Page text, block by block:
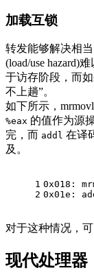
加载互锁
转发能够解决相
(load/use hazard)
于访存阶段，而
不上趟”。
如下所示，
%eax 的值作为源
完，而 addl 在译
及。
1
2
0x018:
0x01e:
对于这种情况，
现代处理器